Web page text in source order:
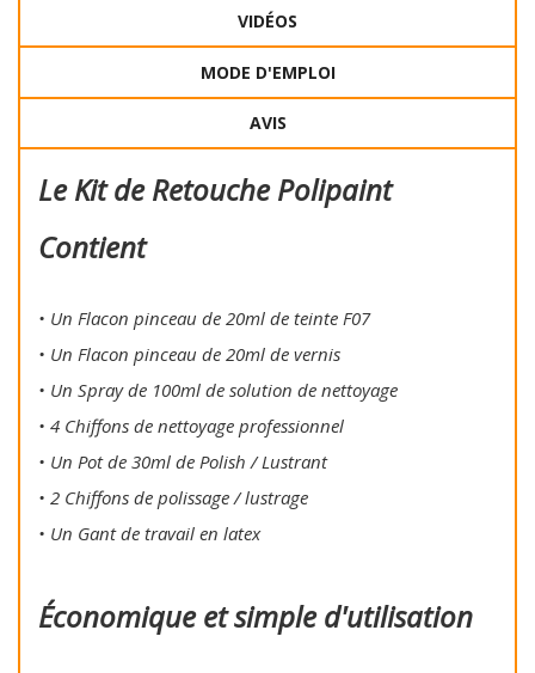
VIDÉOS
MODE D'EMPLOI
AVIS
Le Kit de Retouche Polipaint
Contient
• Un Flacon pinceau de 20ml de teinte F07
• Un Flacon pinceau de 20ml de vernis
• Un Spray de 100ml de solution de nettoyage
• 4 Chiffons de nettoyage professionnel
• Un Pot de 30ml de Polish / Lustrant
• 2 Chiffons de polissage / lustrage
• Un Gant de travail en latex
Économique et simple d'utilisation